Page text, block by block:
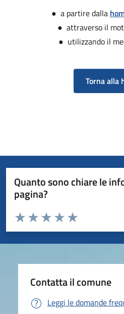
● a partire dalla
● attraverso il
● utilizzando il
Torna alla
Quanto sono chiare le
pagina?
Valuta da 1 a 5 stelle la pagina
Valuta 5 stelle
Valuta 4 stelle su 5
Valuta 3 stelle su 5
Valuta 2 stelle su 5
Valuta 1 stelle su 5
Contatta il comune
Leggi le domande